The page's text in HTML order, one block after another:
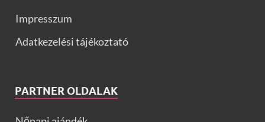
Impresszum
Adatkezelési tájékoztató
PARTNER OLDALAK